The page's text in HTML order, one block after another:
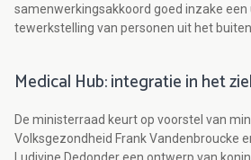
samenwerkingsakkoord goed inzake een
tewerkstelling van personen uit het
Medical Hub: integratie in het
De ministerraad keurt op voorstel van
Volksgezondheid Frank Vandenbroucke